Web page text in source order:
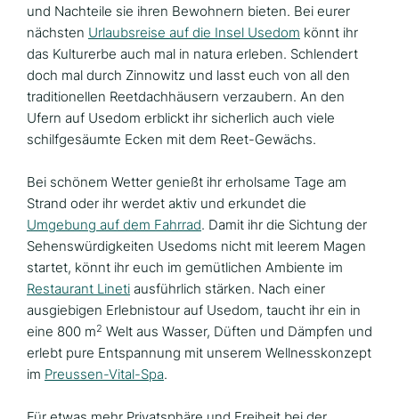
und Nachteile sie ihren Bewohnern bieten. Bei eurer
nächsten Urlaubsreise auf die Insel Usedom könnt ihr
das Kulturerbe auch mal in natura erleben. Schlendert
doch mal durch Zinnowitz und lasst euch von all den
traditionellen Reetdachhäusern verzaubern. An den
Ufern auf Usedom erblickt ihr sicherlich auch viele
schilfgesäumte Ecken mit dem Reet-Gewächs.
Bei schönem Wetter genießt ihr erholsame Tage am
Strand oder ihr werdet aktiv und erkundet die
Umgebung auf dem Fahrrad. Damit ihr die Sichtung der
Sehenswürdigkeiten Usedoms nicht mit leerem Magen
startet, könnt ihr euch im gemütlichen Ambiente im
Restaurant Lineti ausführlich stärken. Nach einer
ausgiebigen Erlebnistour auf Usedom, taucht ihr ein in
eine 800 m2 Welt aus Wasser, Düften und Dämpfen und
erlebt pure Entspannung mit unserem Wellnesskonzept
im Preussen-Vital-Spa.